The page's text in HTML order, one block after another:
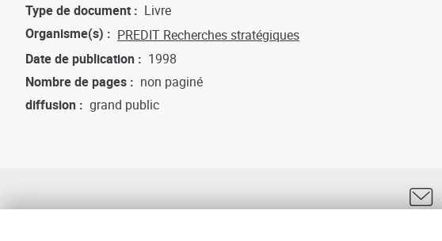
Type de document
Livre
Organisme(s)
PREDIT Recherches stratégiques
Date de publication
1998
Nombre de pages
non paginé
diffusion
grand public